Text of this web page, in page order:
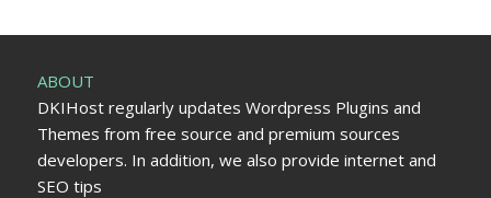
ABOUT
DKIHost regularly updates Wordpress Plugins and
Themes from free source and premium sources
developers. In addition, we also provide internet and
SEO tips